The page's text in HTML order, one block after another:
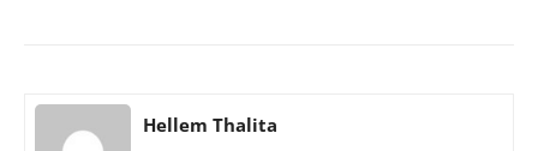
Hellem Thalita